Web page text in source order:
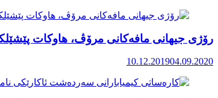
رۆژی جیهانی مافەکانی مرۆڤ، هاوکات
10.12.201904.09.2020